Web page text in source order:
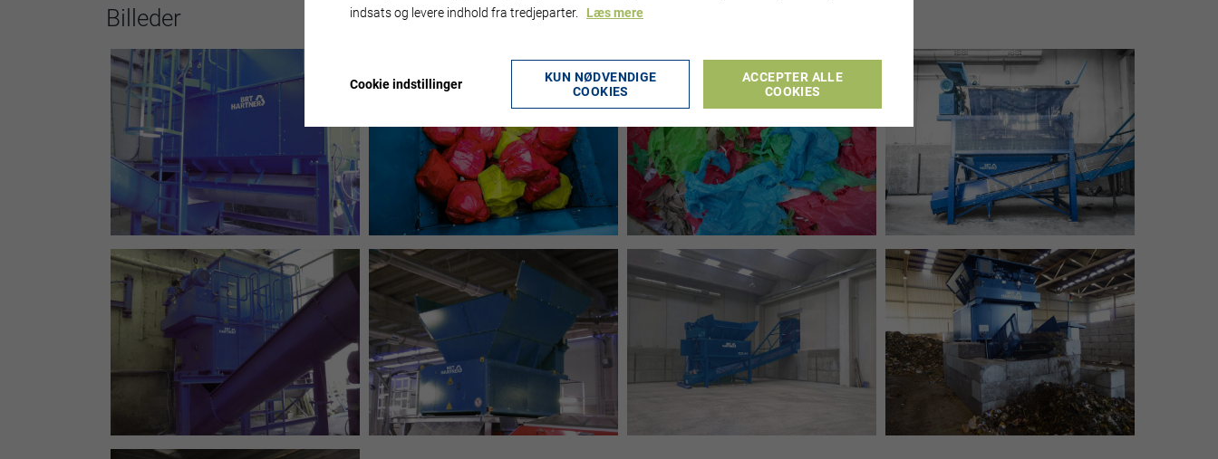
Billeder
indsats og levere indhold fra tredjeparter. Læs mere
Cookie indstillinger
KUN NØDVENDIGE
COOKIES
ACCEPTER ALLE
COOKIES